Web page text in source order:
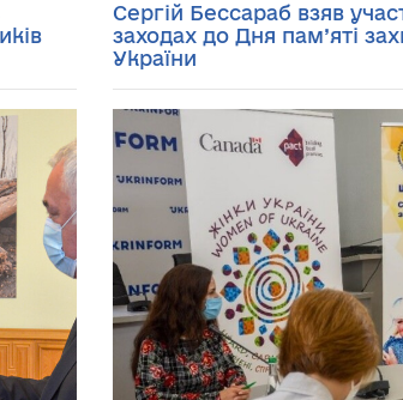
Сергій Бессараб взяв
заходах до Дня пам’яті
України